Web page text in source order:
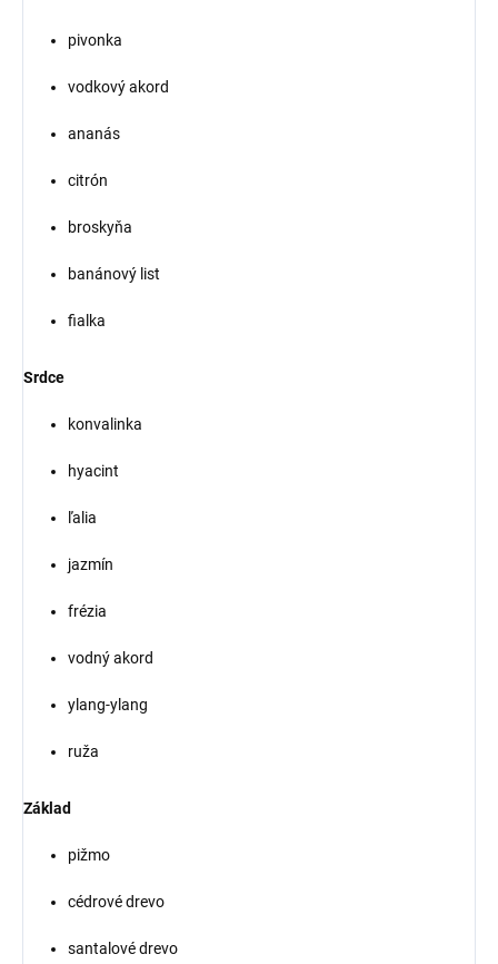
pivonka
vodkový akord
ananás
citrón
broskyňa
banánový list
fialka
Srdce
konvalinka
hyacint
ľalia
jazmín
frézia
vodný akord
ylang-ylang
ruža
Základ
pižmo
cédrové drevo
santalové drevo